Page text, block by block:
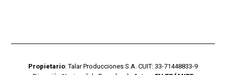
Propietario: Talar Producciones S.A. CUIT: 33-71448833-9